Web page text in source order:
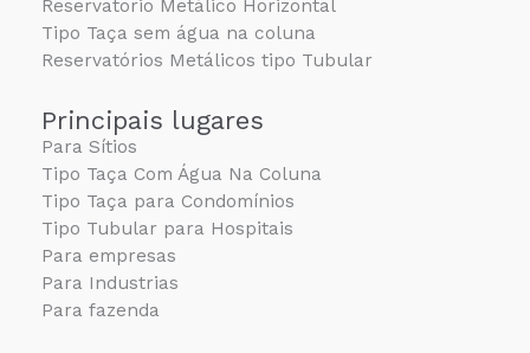
Reservatorio Metálico Horizontal
Tipo Taça sem água na coluna
Reservatórios Metálicos tipo Tubular
Principais lugares
Para Sítios
Tipo Taça Com Água Na Coluna
Tipo Taça para Condomínios
Tipo Tubular para Hospitais
Para empresas
Para Industrias
Para fazenda